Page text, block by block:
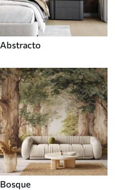
Abstracto
Bosque